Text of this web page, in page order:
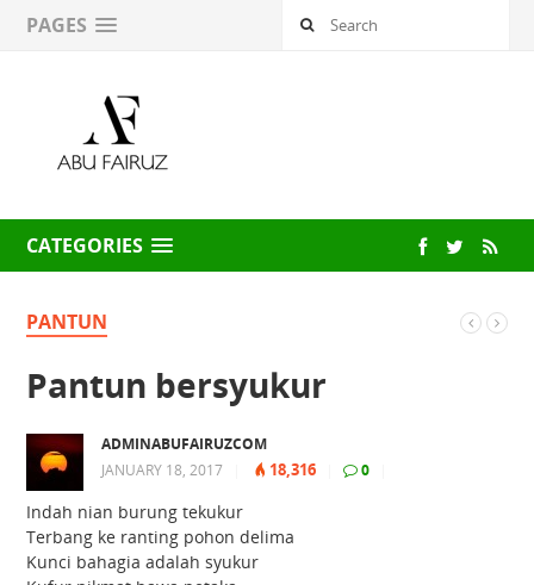
PAGES
CATEGORIES
PANTUN
Pantun bersyukur
ADMINABUFAIRUZCOM
JANUARY 18, 2017
18,316 0
Indah nian burung tekukur
Terbang ke ranting pohon delima
Kunci bahagia adalah syukur